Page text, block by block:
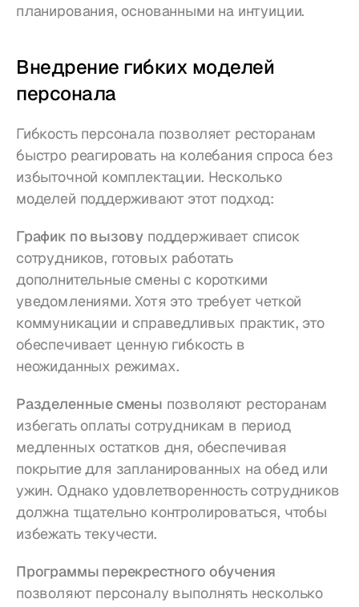
планирования, основанными на интуиции.
Внедрение гибких моделей
персонала
Гибкость персонала позволяет ресторанам
быстро реагировать на колебания спроса без
избыточной комплектации. Несколько
моделей поддерживают этот подход:
График по вызову поддерживает список
сотрудников, готовых работать
дополнительные смены с короткими
уведомлениями. Хотя это требует четкой
коммуникации и справедливых практик, это
обеспечивает ценную гибкость в
неожиданных режимах.
Разделенные смены позволяют ресторанам
избегать оплаты сотрудникам в период
медленных остатков дня, обеспечивая
покрытие для запланированных на обед или
ужин. Однако удовлетворенность сотрудников
должна тщательно контролироваться, чтобы
избежать текучести.
Программы перекрестного обучения
позволяют персоналу выполнять несколько